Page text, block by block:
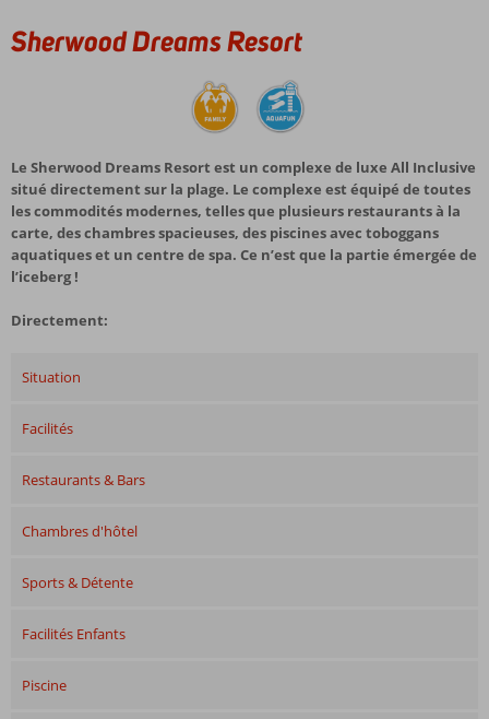
Sherwood Dreams Resort
Le Sherwood Dreams Resort est un complexe de luxe All Inclusive
situé directement sur la plage. Le complexe est équipé de toutes
les commodités modernes, telles que plusieurs restaurants à la
carte, des chambres spacieuses, des piscines avec toboggans
aquatiques et un centre de spa. Ce n’est que la partie émergée de
l’iceberg !
Directement:
Situation
Facilités
Restaurants & Bars
Chambres d'hôtel
Sports & Détente
Facilités Enfants
Piscine